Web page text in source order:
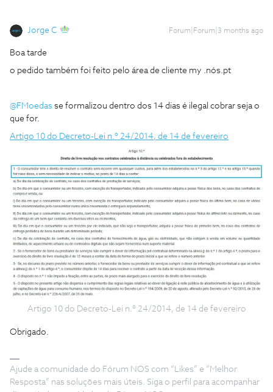
Jorge C Forum|Forum|3 months ago
Boa tarde
o pedido também foi feito pelo área de cliente my .nós.pt
@FMoedas se formalizou dentro dos 14 dias é ilegal cobrar seja o
que for.
Artigo 10 do Decreto-Lei n.º 24/2014, de 14 de fevereiro
Artigo 10 do Decreto-Lei n.º 24/2014, de 14 de fevereiro
Obrigado.
Ajude a comunidade do Fórum NOS com “Likes” e “Melhor
Resposta” nas soluções mais úteis. Siga o perfil para acompanhar